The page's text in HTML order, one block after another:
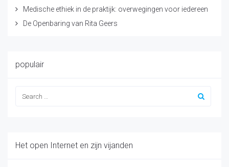
Medische ethiek in de praktijk: overwegingen voor iedereen
De Openbaring van Rita Geers
populair
Het open Internet en zijn vijanden